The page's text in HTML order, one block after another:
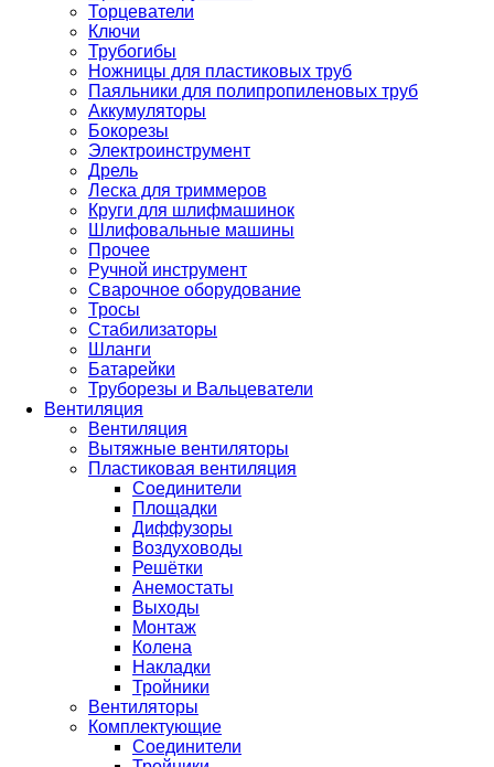
Торцеватели
Ключи
Трубогибы
Ножницы для пластиковых труб
Паяльники для полипропиленовых труб
Аккумуляторы
Бокорезы
Электроинструмент
Дрель
Леска для триммеров
Круги для шлифмашинок
Шлифовальные машины
Прочее
Ручной инструмент
Сварочное оборудование
Тросы
Стабилизаторы
Шланги
Батарейки
Труборезы и Вальцеватели
Вентиляция
Вентиляция
Вытяжные вентиляторы
Пластиковая вентиляция
Соединители
Площадки
Диффузоры
Воздуховоды
Решётки
Анемостаты
Выходы
Монтаж
Колена
Накладки
Тройники
Вентиляторы
Комплектующие
Соединители